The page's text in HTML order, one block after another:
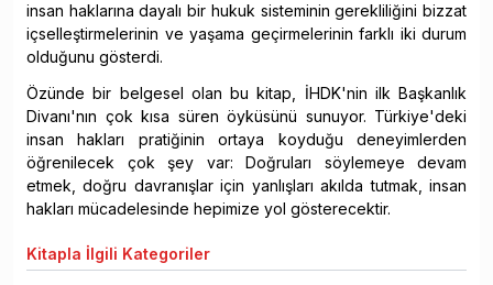
insan haklarına dayalı bir hukuk sisteminin gerekliliğini bizzat
içselleştirmelerinin ve yaşama geçirmelerinin farklı iki durum
olduğunu gösterdi.
Özünde bir belgesel olan bu kitap, İHDK'nin ilk Başkanlık
Divanı'nın çok kısa süren öyküsünü sunuyor. Türkiye'deki
insan hakları pratiğinin ortaya koyduğu deneyimlerden
öğrenilecek çok şey var: Doğruları söylemeye devam
etmek, doğru davranışlar için yanlışları akılda tutmak, insan
hakları mücadelesinde hepimize yol gösterecektir.
Kitapla İlgili Kategoriler